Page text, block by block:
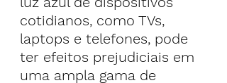
cotidianos, como TVs,
laptops e telefones, pode
ter efeitos prejudiciais em
uma ampla gama de